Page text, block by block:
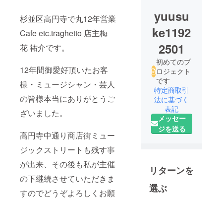
杉並区高円寺で丸12年営業
Cafe etc.traghetto 店主梅
花 祐介です。
12年間御愛好頂いたお客
様・ミュージシャン・芸人
の皆様本当にありがとうご
ざいました。
高円寺中通り商店街ミュー
ジックストリートも残す事
が出来、その後も私が主催
の下継続させていただきま
すのでどうぞよろしくお願
yuusu
ke1192
2501
初めてのプ
ロジェクト
です
特定商取引
法に基づく
表記
メッセー
ジを送る
リターンを
選ぶ